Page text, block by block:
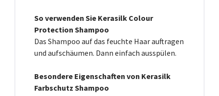
So verwenden Sie Kerasilk Colour
Protection Shampoo
Das Shampoo auf das feuchte Haar auftragen
und aufschäumen. Dann einfach ausspülen.
Besondere Eigenschaften von Kerasilk
Farbschutz Shampoo